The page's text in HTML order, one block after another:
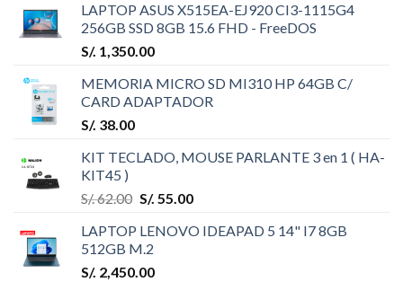
LAPTOP ASUS X515EA-EJ920 CI3-1115G4
256GB SSD 8GB 15.6 FHD - FreeDOS
S/. 1,350.00
MEMORIA MICRO SD MI310 HP 64GB C/
CARD ADAPTADOR
S/. 38.00
KIT TECLADO, MOUSE PARLANTE 3 en 1 ( HA-
KIT45 )
S/.62.00 S/. 55.00
LAPTOP LENOVO IDEAPAD 5 14" I7 8GB
512GB M.2
S/. 2,450.00